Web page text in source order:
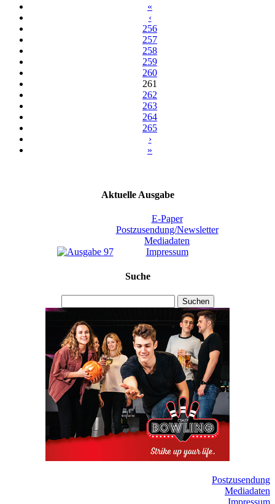
«
‹
256
257
258
259
260
261
262
263
264
265
›
»
Aktuelle Ausgabe
E-Paper
Postzusendung/Newsletter
Mediadaten
Impressum
Suche
Suchen
Postzusendung
Mediadaten
Impressum